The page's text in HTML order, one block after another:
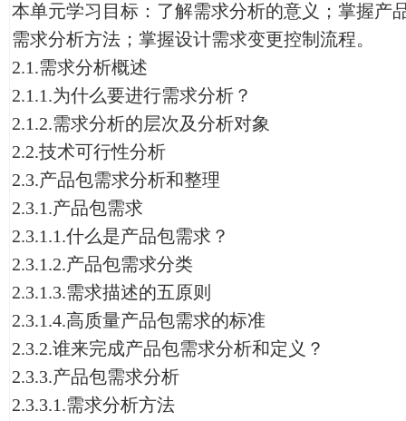
本单元学习目标：了解需求分析的意义；掌握产
需求分析方法；掌握设计需求变更控制流程。
2.1.需求分析概述
2.1.1.为什么要进行需求分析？
2.1.2.需求分析的层次及分析对象
2.2.技术可行性分析
2.3.产品包需求分析和整理
2.3.1.产品包需求
2.3.1.1.什么是产品包需求？
2.3.1.2.产品包需求分类
2.3.1.3.需求描述的五原则
2.3.1.4.高质量产品包需求的标准
2.3.2.谁来完成产品包需求分析和定义？
2.3.3.产品包需求分析
2.3.3.1.需求分析方法